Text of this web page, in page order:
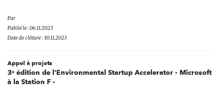
Par
Publié le : 06.11.2023
Date de clôture : 30.11.2023
Appel à projets
3ᵉ édition de l'Environmental Startup Accelerator - Microsoft
à la Station F -